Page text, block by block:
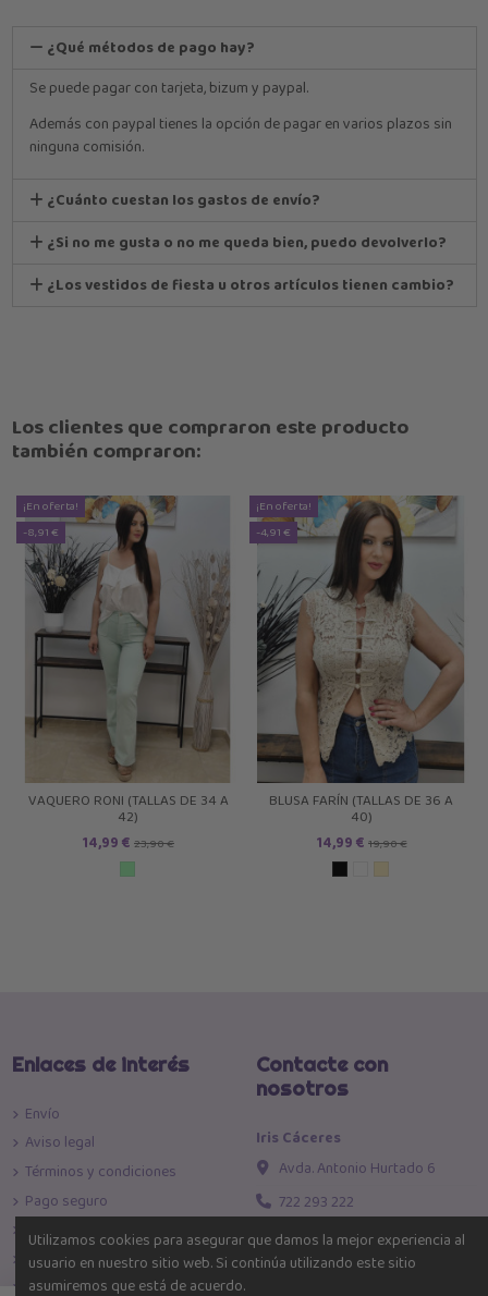
¿Qué métodos de pago hay?
Se puede pagar con tarjeta, bizum y paypal.
Además con paypal tienes la opción de pagar en varios plazos sin
ninguna comisión.
¿Cuánto cuestan los gastos de envío?
¿Si no me gusta o no me queda bien, puedo devolverlo?
¿Los vestidos de fiesta u otros artículos tienen cambio?
Los clientes que compraron este producto
también compraron:
¡En oferta!
-8,91 €
VAQUERO RONI (TALLAS DE 34 A
42)
14,99 € 23,90 €
¡En oferta!
-4,91 €
BLUSA FARÍN (TALLAS DE 36 A
40)
14,99 € 19,90 €
Enlaces de interés
Envío
Aviso legal
Términos y condiciones
Pago seguro
Política de devoluciones
Política de Privacidad
Política de Cookies
Contacte con
nosotros
Iris Cáceres
Avda. Antonio Hurtado 6
722 293 222
info@iriscaceres.com
Toda la moda al mejor precio!
Utilizamos cookies para asegurar que damos la mejor experiencia al
usuario en nuestro sitio web. Si continúa utilizando este sitio
asumiremos que está de acuerdo.